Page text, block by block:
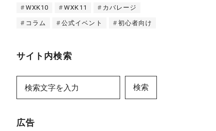
WXK10 WXK11 カバレージ
コラム 公式イベント 初心者向け
サイト内検索
検索
広告